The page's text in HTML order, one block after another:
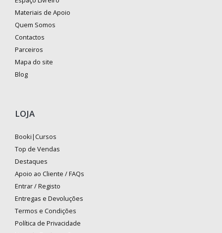
Materiais de Apoio
Quem Somos
Contactos
Parceiros
Mapa do site
Blog
LOJA
Booki|Cursos
Top de Vendas
Destaques
Apoio ao Cliente / FAQs
Entrar / Registo
Entregas e Devoluções
Termos e Condições
Política de Privacidade